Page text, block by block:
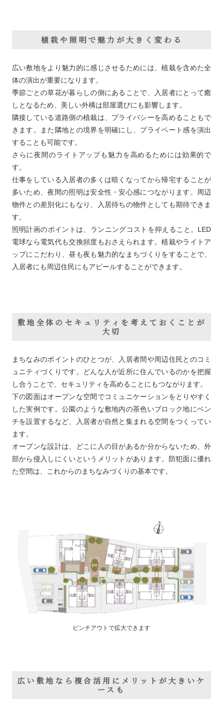
植栽や照明で魅力が大きく変わる
広い敷地をより魅力的に感じさせるためには、植栽を含めた全
体の演出が重要になります。
季節ごとの草花が暮らしの側にあることで、入居者にとって癒
しとなるため、美しい外構は部屋選びにも影響します。
隣接している道路側の植栽は、プライバシーを高めることもで
きます。また隣地との境界を明確にし、プライベート感を演出
することも可能です。
さらに夜間のライトアップも魅力を高めるためには効果的で
す。
仕事をしている入居者の多くは暗くなってから帰宅することが
多いため、夜間の照明は安全性・安心感につながります。周辺
物件との差別化にもなり、入居待ちの物件としても期待できま
す。
照明計画のポイントは、ランニングコストを抑えること。LED
電球なら電気代も交換頻度もおさえられます。植栽やライトア
ップにこだわり、昼も夜も魅力的なまちづくりをすることで、
入居者にも周辺住民にもアピールすることができます。
敷地全体のセキュリティを考えておくことが
大切
まちなみのポイントのひとつが、入居者間や周辺住民とのコミ
ュニティづくりです。どんな人が近所に住んでいるのかを把握
し合うことで、セキュリティを高めることにもつながります。
下の図面はオープンな空間でコミュニケーションをとりやすく
した実例です。公園のような敷地内の茶色いブロック地にベン
チを設置するなど、入居者が自然と集まれる空間をつくってい
ます。
オープンな設計は、どこに人の目があるか分からないため、外
部から侵入しにくいというメリットがあります。防犯面に優れ
た空間は、これからのまちなみづくりの基本です。
ピンチアウトで拡大できます
広い敷地なら複合活用にメリットが大きいケ
ースも